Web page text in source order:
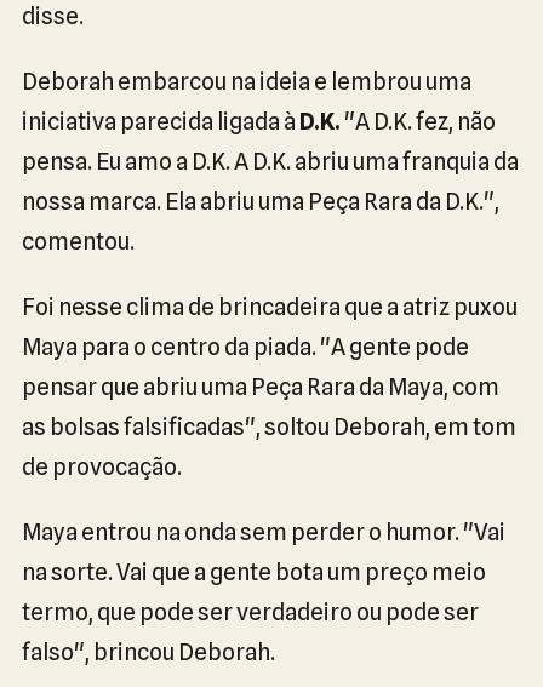
disse.
Deborah embarcou na ideia e lembrou uma
iniciativa parecida ligada à D.K. "A D.K. fez, não
pensa. Eu amo a D.K. A D.K. abriu uma franquia da
nossa marca. Ela abriu uma Peça Rara da D.K.",
comentou.
Foi nesse clima de brincadeira que a atriz puxou
Maya para o centro da piada. "A gente pode
pensar que abriu uma Peça Rara da Maya, com
as bolsas falsificadas", soltou Deborah, em tom
de provocação.
Maya entrou na onda sem perder o humor. "Vai
na sorte. Vai que a gente bota um preço meio
termo, que pode ser verdadeiro ou pode ser
falso", brincou Deborah.